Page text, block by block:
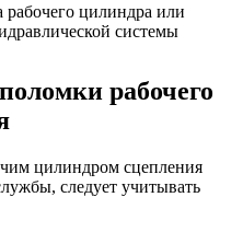
цилиндра или
системы
рабочего
цилиндром сцепления
следует учитывать